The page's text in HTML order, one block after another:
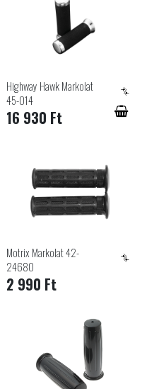
Highway Hawk Markolat
45-014
16 930 Ft
Motrix Markolat 42-
24680
2 990 Ft